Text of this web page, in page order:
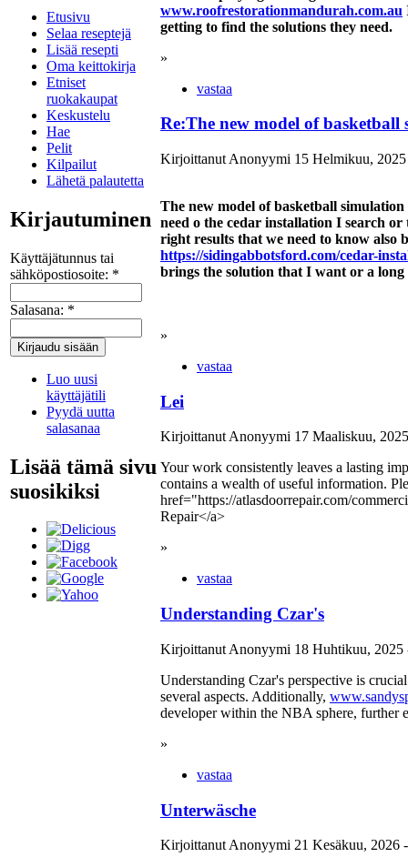
Etusivu
Selaa reseptejä
Lisää resepti
Oma keittokirja
Etniset
ruokakaupat
Keskustelu
Hae
Pelit
Kilpailut
Lähetä palautetta
Kirjautuminen
Käyttäjätunnus tai
sähköpostiosoite: *
Salasana: *
Luo uusi
käyttäjätili
Pyydä uutta
salasanaa
Lisää tämä sivu
suosikiksi
www.roofrestorationmandurah.com.au
getting to find the solutions they need.
»
vastaa
Re:The new model of basketball
Kirjoittanut Anonyymi 15 Helmikuu,
The new model of basketball
need o the cedar installation I search
right results that we need to know also
https://sidingabbotsford.com/cedar-
brings the solution that I want or a long
»
vastaa
Lei
Kirjoittanut Anonyymi 17 Maaliskuu,
Your work consistently leaves a lasting
contains a wealth of useful information.
href="https://atlasdoorrepair.com/
Repair</a>
»
vastaa
Understanding Czar's
Kirjoittanut Anonyymi 18 Huhtikuu, 2025
Understanding Czar's perspective is
several aspects. Additionally,
developer within the NBA sphere, further
»
vastaa
Unterwäsche
Kirjoittanut Anonyymi 21 Kesäkuu, 2026